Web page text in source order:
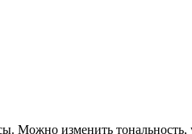
Можно изменить